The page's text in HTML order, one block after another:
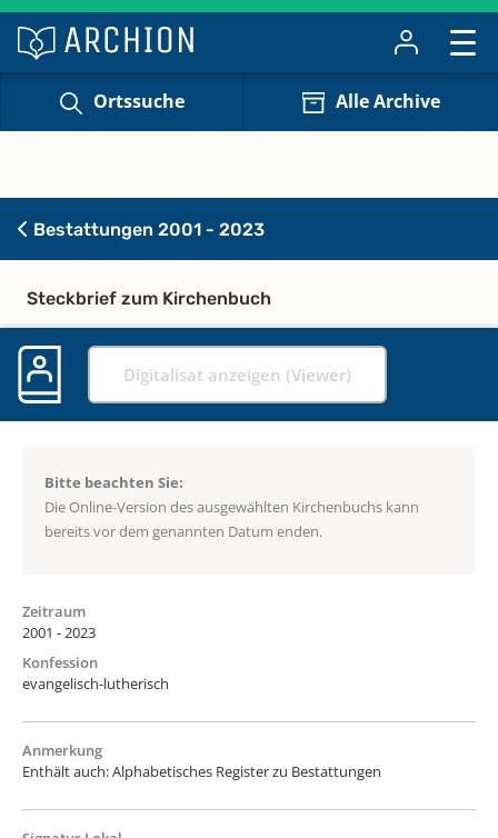
Ortssuche Alle Archive
Bestattungen 2001 - 2023
Steckbrief zum Kirchenbuch
Digitalisat anzeigen (Viewer)
Bitte beachten Sie:
Die Online-Version des ausgewählten Kirchenbuchs kann
bereits vor dem genannten Datum enden.
Zeitraum
2001 - 2023
Konfession
evangelisch-lutherisch
Anmerkung
Enthält auch: Alphabetisches Register zu Bestattungen